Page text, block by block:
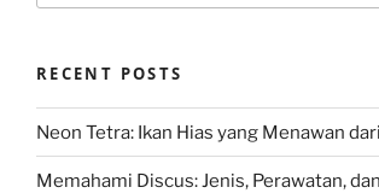
RECENT POSTS
Neon Tetra: Ikan Hias yang Menawan
Memahami Discus: Jenis, Perawatan,